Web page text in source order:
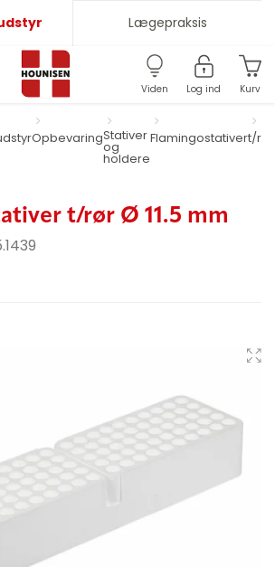
Lægepraksis
Viden Log ind Kurv
OpbevaringStativer
og
holdere
Flamingostativert/rør
t/rør Ø 11.5 mm